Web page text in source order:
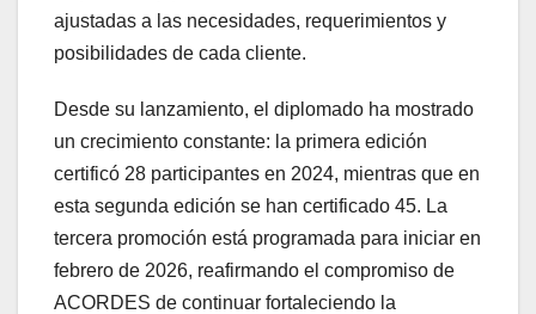
ajustadas a las necesidades, requerimientos y
posibilidades de cada cliente.
Desde su lanzamiento, el diplomado ha mostrado
un crecimiento constante: la primera edición
certificó 28 participantes en 2024, mientras que en
esta segunda edición se han certificado 45. La
tercera promoción está programada para iniciar en
febrero de 2026, reafirmando el compromiso de
ACORDES de continuar fortaleciendo la